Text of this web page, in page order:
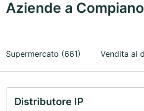
Aziende a Compiano
Supermercato (661) Vendita al
Distributore IP